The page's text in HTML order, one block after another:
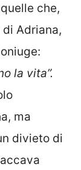
che,
di Adriana,
la vita”.
ma
divieto di